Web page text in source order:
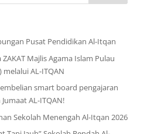
Pusat Pendidikan Al-Itqan
Majlis Agama Islam Pulau
melalui AL-ITQAN
smart board pengajaran
AL-ITQAN!
Sekolah Menengah Al-Itqan 2026